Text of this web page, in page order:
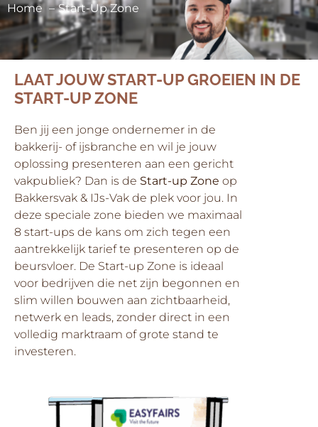
Home Start-Up Zone
LAAT JOUW START-UP GROEIEN IN DE
START-UP ZONE
Ben jij een jonge ondernemer in de
bakkerij- of ijsbranche en wil je jouw
oplossing presenteren aan een gericht
vakpubliek? Dan is de Start-up Zone op
Bakkersvak & IJs-Vak de plek voor jou. In
deze speciale zone bieden we maximaal
8 start-ups de kans om zich tegen een
aantrekkelijk tarief te presenteren op de
beursvloer. De Start-up Zone is ideaal
voor bedrijven die net zijn begonnen en
slim willen bouwen aan zichtbaarheid,
netwerk en leads, zonder direct in een
volledig marktraam of grote stand te
investeren.